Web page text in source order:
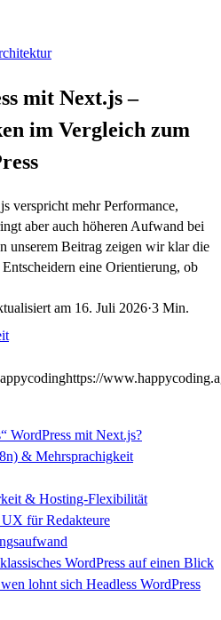
mit Next.js –
im Vergleich zum
verspricht mehr Performance,
aber auch höheren Aufwand bei
unserem Beitrag zeigen wir klar die
eine Orientierung, ob
am 16. Juli 2026·3 Min.
https://
WordPress mit Next.js?
& Mehrsprachigkeit
& Hosting-Flexibilität
für Redakteure
WordPress auf einen Blick
lohnt sich Headless WordPress